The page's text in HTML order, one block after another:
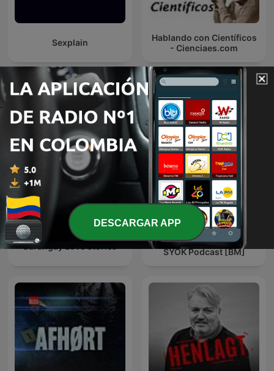
Sexplain
Hablando con Científicos
- Cienciaes.com
Más podcasts internacionales de Cultura y
sociedad
Barangay Love Stories
Cerita Hantu Seram -
SYOK Podcast [BM]
DESCARGAR APP